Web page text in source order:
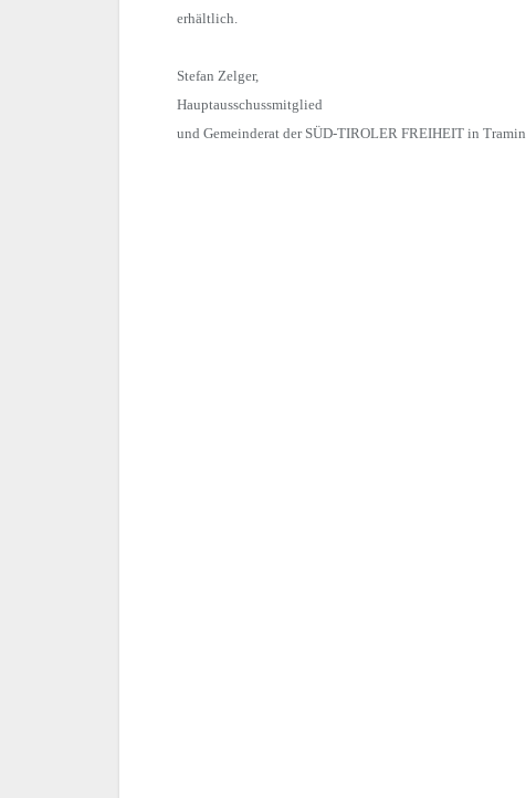
erhältlich.
Stefan Zelger,
Hauptausschussmitglied
und Gemeinderat der SÜD-TIROLER FREIHEIT in Tramin